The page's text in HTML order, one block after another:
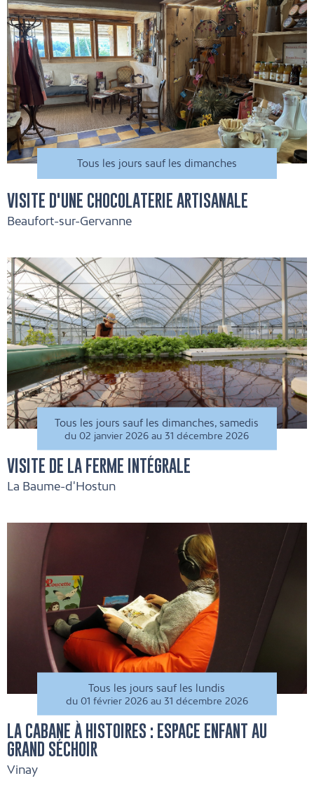
Tous les jours sauf les dimanches
VISITE D'UNE CHOCOLATERIE ARTISANALE
Beaufort-sur-Gervanne
Tous les jours sauf les dimanches, samedis
du 02 janvier 2026 au 31 décembre 2026
VISITE DE LA FERME INTÉGRALE
La Baume-d'Hostun
Tous les jours sauf les lundis
du 01 février 2026 au 31 décembre 2026
LA CABANE À HISTOIRES : ESPACE ENFANT AU
GRAND SÉCHOIR
Vinay